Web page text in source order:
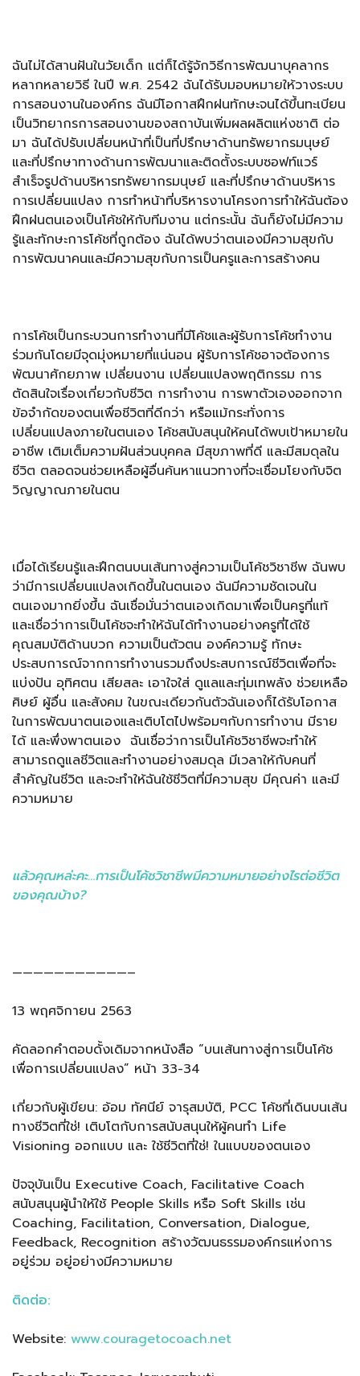
ฉันไม่ได้สานฝันในวัยเด็ก แต่ก็ได้รู้จักวิธีการพัฒนาบุคลากร
หลากหลายวิธี ในปี พ.ศ. 2542 ฉันได้รับมอบหมายให้วางระบบ
การสอนงานในองค์กร ฉันมีโอกาสฝึกฝนทักษะจนได้ขึ้นทะเบียน
เป็นวิทยากรการสอนงานของสถาบันเพิ่มผลผลิตแห่งชาติ ต่อ
มา ฉันได้ปรับเปลี่ยนหน้าที่เป็นที่ปรึกษาด้านทรัพยากรมนุษย์
และที่ปรึกษาทางด้านการพัฒนาและติดตั้งระบบซอฟท์แวร์
สำเร็จรูปด้านบริหารทรัพยากรมนุษย์ และที่ปรึกษาด้านบริหาร
การเปลี่ยนแปลง การทำหน้าที่บริหารงานโครงการทำให้ฉันต้อง
ฝึกฝนตนเองเป็นโค้ชให้กับทีมงาน แต่กระนั้น ฉันก็ยังไม่มีความ
รู้และทักษะการโค้ชที่ถูกต้อง ฉันได้พบว่าตนเองมีความสุขกับ
การพัฒนาคนและมีความสุขกับการเป็นครูและการสร้างคน
การโค้ชเป็นกระบวนการทำงานที่มีโค้ชและผู้รับการโค้ชทำงาน
ร่วมกันโดยมีจุดมุ่งหมายที่แน่นอน ผู้รับการโค้ชอาจต้องการ
พัฒนาศักยภาพ เปลี่ยนงาน เปลี่ยนแปลงพฤติกรรม การ
ตัดสินใจเรื่องเกี่ยวกับชีวิต การทำงาน การพาตัวเองออกจาก
ข้อจำกัดของตนเพื่อชีวิตที่ดีกว่า หรือแม้กระทั่งการ
เปลี่ยนแปลงภายในตนเอง โค้ชสนับสนุนให้คนได้พบเป้าหมายใน
อาชีพ เติมเต็มความฝันส่วนบุคคล มีสุขภาพที่ดี และมีสมดุลใน
ชีวิต ตลอดจนช่วยเหลือผู้อื่นค้นหาแนวทางที่จะเชื่อมโยงกับจิต
วิญญาณภายในตน
เมื่อได้เรียนรู้และฝึกตนบนเส้นทางสู่ความเป็นโค้ชวิชาชีพ ฉันพบ
ว่ามีการเปลี่ยนแปลงเกิดขึ้นในตนเอง ฉันมีความชัดเจนใน
ตนเองมากยิ่งขึ้น ฉันเชื่อมั่นว่าตนเองเกิดมาเพื่อเป็นครูที่แท้
และเชื่อว่าการเป็นโค้ชจะทำให้ฉันได้ทำงานอย่างครูที่ได้ใช้
คุณสมบัติด้านบวก ความเป็นตัวตน องค์ความรู้ ทักษะ
ประสบการณ์จากการทำงานรวมถึงประสบการณ์ชีวิตเพื่อที่จะ
แบ่งปัน อุทิศตน เสียสละ เอาใจใส่ ดูแลและทุ่มเทพลัง ช่วยเหลือ
ศิษย์ ผู้อื่น และสังคม ในขณะเดียวกันตัวฉันเองก็ได้รับโอกาส
ในการพัฒนาตนเองและเติบโตไปพร้อมๆกับการทำงาน มีราย
ได้ และพึ่งพาตนเอง ฉันเชื่อว่าการเป็นโค้ชวิชาชีพจะทำให้
สามารถดูแลชีวิตและทำงานอย่างสมดุล มีเวลาให้กับคนที่
สำคัญในชีวิต และจะทำให้ฉันใช้ชีวิตที่มีความสุข มีคุณค่า และมี
ความหมาย
แล้วคุณหล่ะคะ…การเป็นโค้ชวิชาชีพมีความหมายอย่างไรต่อชีวิต
ของคุณบ้าง?
———————————–
13 พฤศจิกายน 2563
คัดลอกคำตอบดั้งเดิมจากหนังสือ “บนเส้นทางสู่การเป็นโค้ช
เพื่อการเปลี่ยนแปลง” หน้า 33-34
เกี่ยวกับผู้เขียน: อ้อม ทัศนีย์ จารุสมบัติ, PCC โค้ชที่เดินบนเส้น
ทางชีวิตที่ใช่! เติบโตกับการสนับสนุนให้ผู้คนทำ Life
Visioning ออกแบบ และ ใช้ชีวิตที่ใช่! ในแบบของตนเอง
ปัจจุบันเป็น Executive Coach, Facilitative Coach
สนับสนุนผู้นำให้ใช้ People Skills หรือ Soft Skills เช่น
Coaching, Facilitation, Conversation, Dialogue,
Feedback, Recognition สร้างวัฒนธรรมองค์กรแห่งการ
อยู่ร่วม อยู่อย่างมีความหมาย
ติดต่อ:
Website: www.couragetocoach.net